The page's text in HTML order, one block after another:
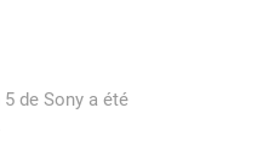
de Sony a été